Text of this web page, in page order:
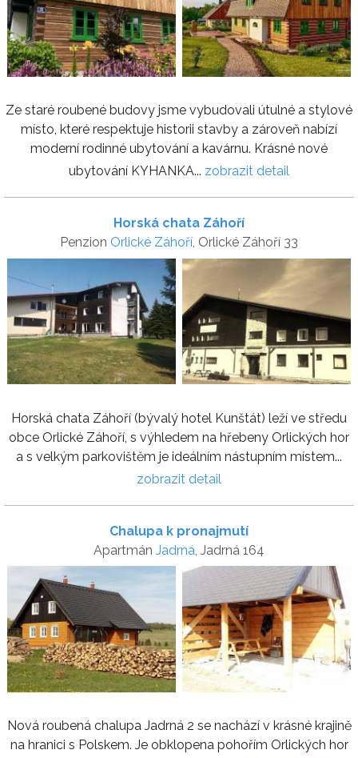
Ze staré roubené budovy jsme vybudovali útulné a stylové
místo, které respektuje historii stavby a zároveň nabízí
moderní rodinné ubytování a kavárnu. Krásné nové
ubytování KYHANKA... zobrazit detail
Horská chata Záhoří
Penzion Orlické Záhoří, Orlické Záhoří 33
Horská chata Záhoří (bývalý hotel Kunštát) leží ve středu
obce Orlické Záhoří, s výhledem na hřebeny Orlických hor
a s velkým parkovištěm je ideálním nástupním místem...
zobrazit detail
Chalupa k pronajmutí
Apartmán Jadrná , Jadrná 164
Nová roubená chalupa Jadrná 2 se nachází v krásné krajině
na hranici s Polskem. Je obklopena pohořím Orlických hor